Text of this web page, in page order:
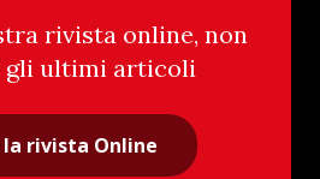
rivista online, non
gli ultimi articoli
rivista Online